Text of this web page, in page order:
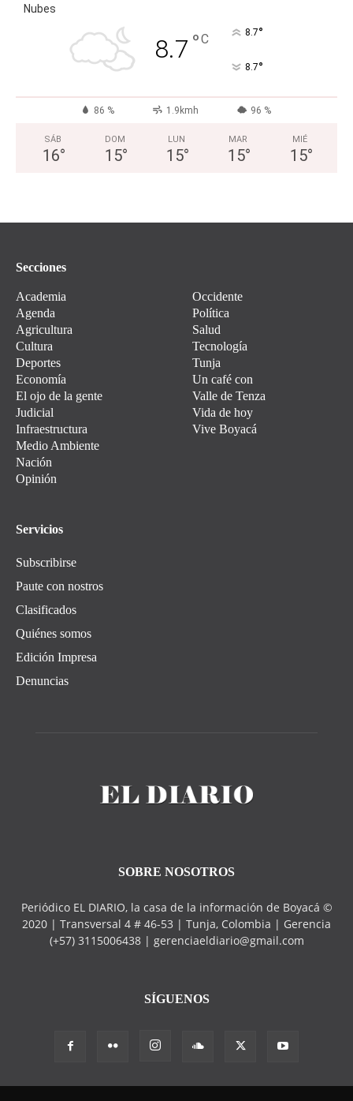
Nubes
8.7 °C 8.7°
8.7°
86 % 1.9kmh 96 %
SÁB
16°
DOM
15°
LUN
15°
MAR
15°
MIÉ
15°
Secciones
Academia
Agenda
Agricultura
Cultura
Deportes
Economía
El ojo de la gente
Judicial
Infraestructura
Medio Ambiente
Nación
Opinión
Occidente
Política
Salud
Tecnología
Tunja
Un café con
Valle de Tenza
Vida de hoy
Vive Boyacá
Servicios
Subscribirse
Paute con nostros
Clasificados
Quiénes somos
Edición Impresa
Denuncias
SOBRE NOSOTROS
Periódico EL DIARIO, la casa de la información de Boyacá ©
2020 | Transversal 4 # 46-53 | Tunja, Colombia | Gerencia
(+57) 3115006438 | gerenciaeldiario@gmail.com
SÍGUENOS